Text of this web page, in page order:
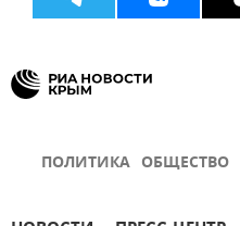
ПОЛИТИКА ОБЩЕСТВО